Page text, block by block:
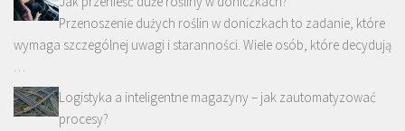
Przenoszenie dużych roślin w doniczkach to zadanie, które
wymaga szczególnej uwagi i staranności. Wiele osób, które decydują
…
Logistyka a inteligentne magazyny – jak zautomatyzować
procesy?